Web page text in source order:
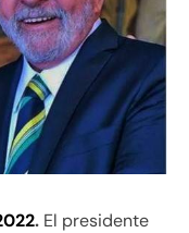
. El presidente